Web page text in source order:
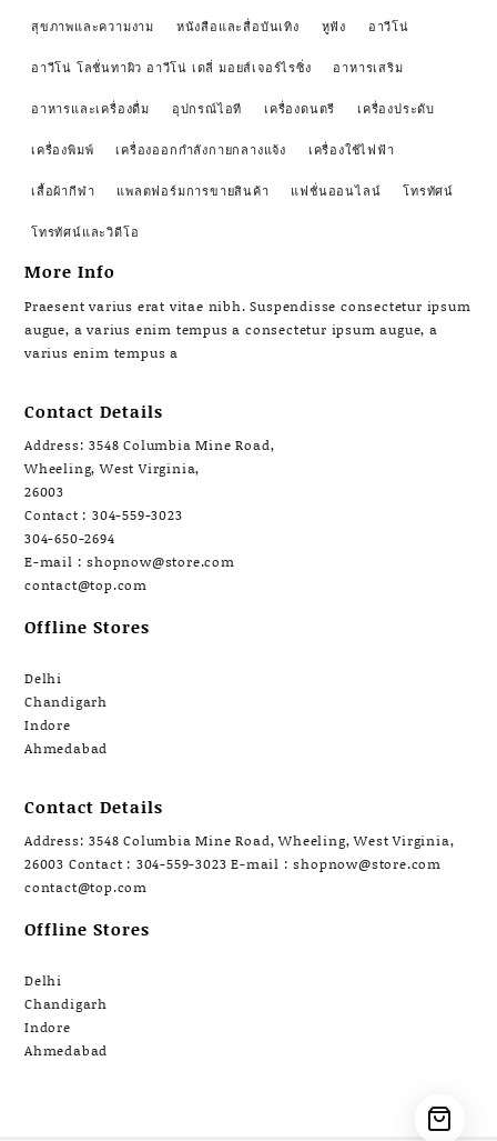
สุขภาพและความงาม หนังสือและสื่อบันเทิง หูฟัง อาวีโน่
อาวีโน่ โลชั่นทาผิว อาวีโน่ เดลี่ มอยส์เจอร์ไรซิ่ง อาหารเสริม
อาหารและเครื่องดื่ม อุปกรณ์ไอที เครื่องดนตรี เครื่องประดับ
เครื่องพิมพ์ เครื่องออกกำลังกายกลางแจ้ง เครื่องใช้ไฟฟ้า
เสื้อผ้ากีฬา แพลตฟอร์มการขายสินค้า แฟชั่นออนไลน์ โทรทัศน์
โทรทัศน์และวิดีโอ
More Info
Praesent varius erat vitae nibh. Suspendisse consectetur ipsum
augue, a varius enim tempus a consectetur ipsum augue, a
varius enim tempus a
Contact Details
Address: 3548 Columbia Mine Road,
Wheeling, West Virginia,
26003
Contact : 304-559-3023
304-650-2694
E-mail : shopnow@store.com
contact@top.com
Offline Stores
Delhi
Chandigarh
Indore
Ahmedabad
Contact Details
Address: 3548 Columbia Mine Road, Wheeling, West Virginia,
26003 Contact : 304-559-3023 E-mail : shopnow@store.com
contact@top.com
Offline Stores
Delhi
Chandigarh
Indore
Ahmedabad